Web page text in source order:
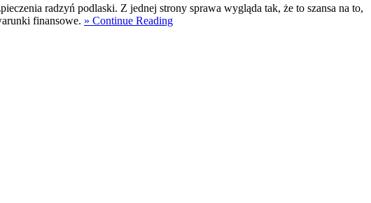
radzyń podlaski. Z jednej strony sprawa wygląda tak, że to szansa na to,
finansowe. » Continue Reading